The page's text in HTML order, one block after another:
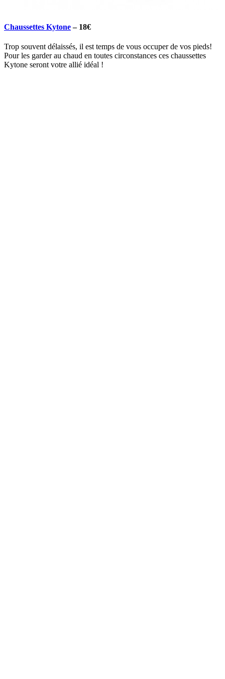
Chaussettes Kytone– 18€
Trop souvent délaissés, il est temps de vous occuper de vos pieds!
Pour les garder au chaud en toutes circonstances ces chaussettes
Kytone seront votre allié idéal !